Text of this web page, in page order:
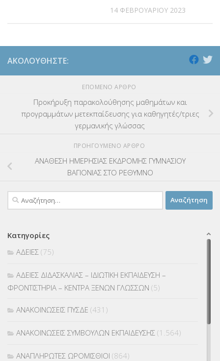
14 ΦΕΒΡΟΥΑΡΊΟΥ 2023
ΑΚΟΛΟΥΘΉΣΤΕ:
ΕΠΌΜΕΝΟ ΆΡΘΡΟ
Προκήρυξη παρακολούθησης μαθημάτων και
προγραμμάτων μετεκπαίδευσης για καθηγητές/τριες
γερμανικής γλώσσας
ΠΡΟΗΓΟΎΜΕΝΟ ΆΡΘΡΟ
ΑΝΑΘΕΣΗ ΗΜΕΡΗΣΙΑΣ ΕΚΔΡΟΜΗΣ ΓΥΜΝΑΣΙΟΥ
ΒΑΓΙΟΝΙΑΣ ΣΤΟ ΡΕΘΥΜΝΟ
Αναζήτηση
για:
Κατηγορίες
ΑΔΕΙΕΣ (75)
ΑΔΕΙΕΣ ΔΙΔΑΣΚΑΛΙΑΣ – ΙΔΙΩΤΙΚΗ ΕΚΠΑΙΔΕΥΣΗ –
ΦΡΟΝΤΙΣΤΗΡΙΑ – ΚΕΝΤΡΑ ΞΕΝΩΝ ΓΛΩΣΣΩΝ (5)
ΑΝΑΚΟΙΝΩΣΕΙΣ ΠΥΣΔΕ (431)
ΑΝΑΚΟΙΝΩΣΕΙΣ ΣΥΜΒΟΥΛΩΝ ΕΚΠΑΙΔΕΥΣΗΣ (1.564)
ΑΝΑΠΛΗΡΩΤΕΣ ΩΡΟΜΙΣΘΙΟΙ (864)